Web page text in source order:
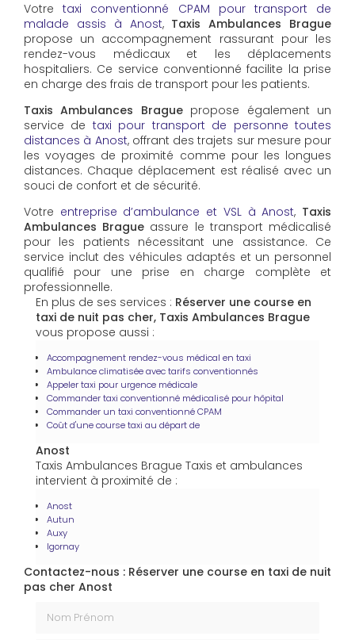
Votretaxi conventionné CPAM pour transport de
malade assis à Anost, Taxis Ambulances Brague
propose un accompagnement rassurant pour les
rendez-vous médicaux et les déplacements
hospitaliers. Ce service conventionné facilite la prise
en charge des frais de transport pour les patients.
Taxis Ambulances Braguepropose également un
service de taxi pour transport de personne toutes
distances à Anost, offrant des trajets sur mesure pour
les voyages de proximité comme pour les longues
distances. Chaque déplacement est réalisé avec un
souci de confort et de sécurité.
Votre entreprise d’ambulance et VSL à Anost, Taxis
Ambulances Brague assure le transport médicalisé
pour les patients nécessitant une assistance. Ce
service inclut des véhicules adaptés et un personnel
qualifié pour une prise en charge complète et
professionnelle.
En plus de ses services : Réserver une course en
taxi de nuit pas cher, Taxis Ambulances Brague
vous propose aussi :
Accompagnement rendez-vous médical en taxi
Ambulance climatisée avec tarifs conventionnés
Appeler taxi pour urgence médicale
Commander taxi conventionné médicalisé pour hôpital
Commander un taxi conventionné CPAM
Coût d'une course taxi au départ de
Anost
Taxis Ambulances Brague Taxis et ambulances
intervient à proximité de :
Anost
Autun
Auxy
Igornay
Contactez-nous : Réserver une course en taxi de nuit
pas cher Anost